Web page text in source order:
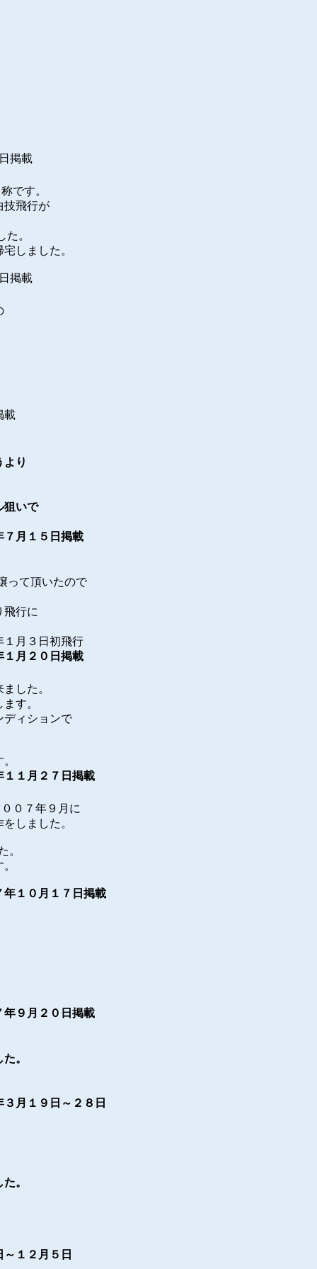
載
です。
技飛行が
。
しました。
掲載
より
狙いで
７月１５日掲載
って頂いたので
飛行に
飛行
１月２０日掲載
した。
す。
ィションで
日掲載
０７年９月に
しました。
。
日掲載
掲載
。
２８日
。
～１２月５日